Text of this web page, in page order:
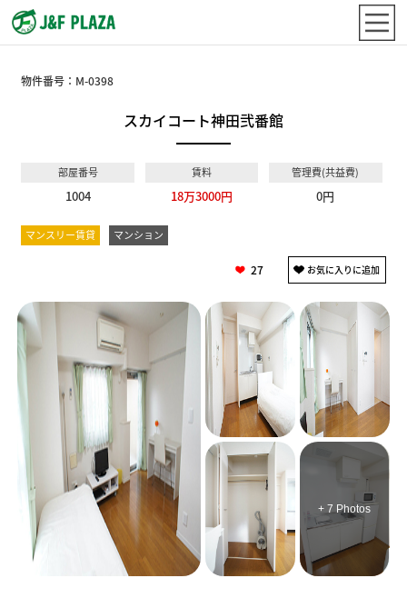
物件番号： M-0398
スカイコート神田弐番館
部屋番号
1004
賃料
18万3000円
管理費(共益費)
0円
マンスリー賃貸 マンション
27
+ 7 Photos